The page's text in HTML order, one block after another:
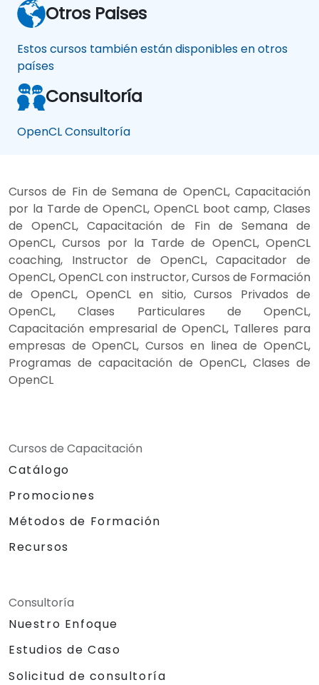
Otros Paises
Estos cursos también están disponibles en otros
países
Consultoría
OpenCL Consultoría
Cursos de Fin de Semana de OpenCL, Capacitación
por la Tarde de OpenCL, OpenCL boot camp, Clases
de OpenCL, Capacitación de Fin de Semana de
OpenCL, Cursos por la Tarde de OpenCL, OpenCL
coaching, Instructor de OpenCL, Capacitador de
OpenCL, OpenCL con instructor, Cursos de Formación
de OpenCL, OpenCL en sitio, Cursos Privados de
OpenCL, Clases Particulares de OpenCL,
Capacitación empresarial de OpenCL, Talleres para
empresas de OpenCL, Cursos en linea de OpenCL,
Programas de capacitación de OpenCL, Clases de
OpenCL
Cursos de Capacitación
Catálogo
Promociones
Métodos de Formación
Recursos
Consultoría
Nuestro Enfoque
Estudios de Caso
Solicitud de consultoría